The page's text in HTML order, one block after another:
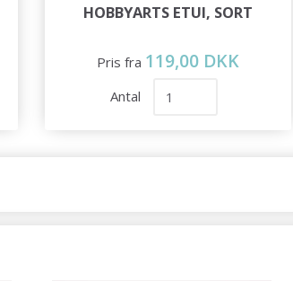
HOBBYARTS ETUI, SORT
Pris fra 119,00 DKK
Antal